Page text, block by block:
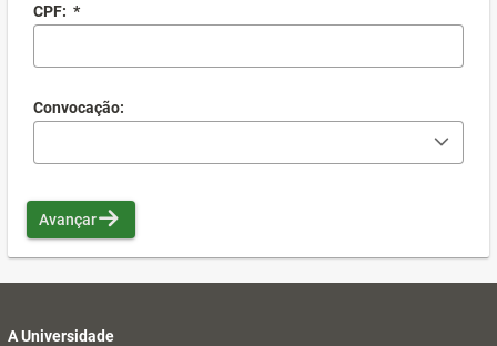
CPF: *
Convocação:
Avançar
A Universidade